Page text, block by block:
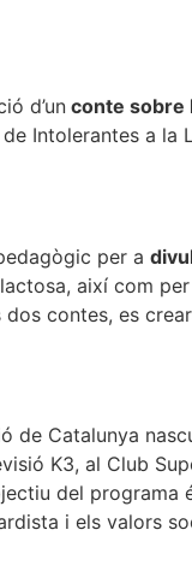
d’un conte sobre
Intolerantes a la
per a
així com per
contes, es
de Catalunya
K3, al Club
del
i els valors